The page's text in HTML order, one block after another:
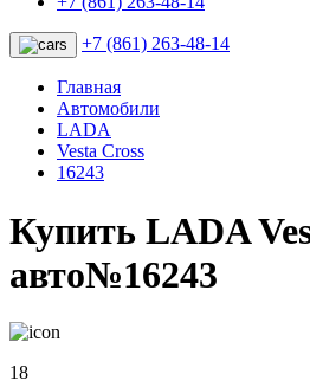
+7 (861) 263-48-14
Главная
Автомобили
LADA
Vesta Cross
16243
Купить LADA
авто№16243
18